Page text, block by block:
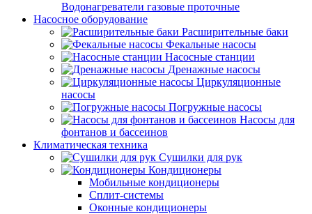
Водонагреватели газовые проточные
Насосное оборудование
Расширительные баки
Фекальные насосы
Насосные станции
Дренажные насосы
Циркуляционные
насосы
Погружные насосы
Насосы для
фонтанов и бассеинов
Климатическая техника
Сушилки для рук
Кондиционеры
Мобильные кондиционеры
Сплит-системы
Оконные кондиционеры